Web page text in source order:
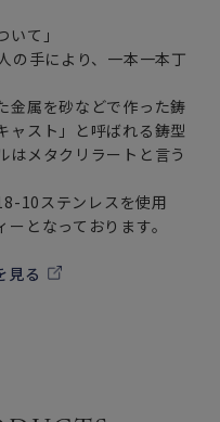
て」
の手により、一本一本丁
金属を砂などで作った鋳
ャスト」と呼ばれる鋳型
はメタクリラートと言う
10ステンレスを使用
となっております。
見る